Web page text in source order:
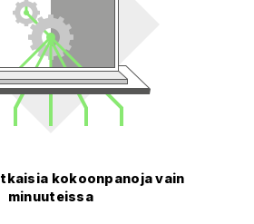
kokoonpanoja vain
minuuteissa